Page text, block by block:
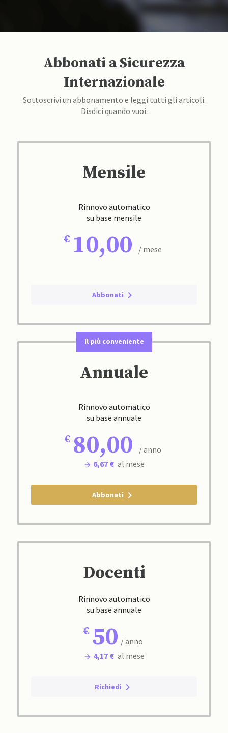
Abbonati a Sicurezza
Internazionale
Sottoscrivi un abbonamento e leggi tutti gli articoli.
Disdici quando vuoi.
Mensile
Rinnovo automatico
su base mensile
10,00 / mese
Abbonati
Il più conveniente
Annuale
Rinnovo automatico
su base annuale
80,00
/ anno
6,67 € al mese
Abbonati
Docenti
Rinnovo automatico
su base annuale
50 / anno
4,17 € al mese
Richiedi